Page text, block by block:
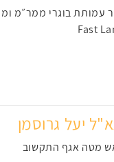
עמותת בוגרי ממר״מ
Fast
יעל גרוסמן
מטה אגף התקשוב